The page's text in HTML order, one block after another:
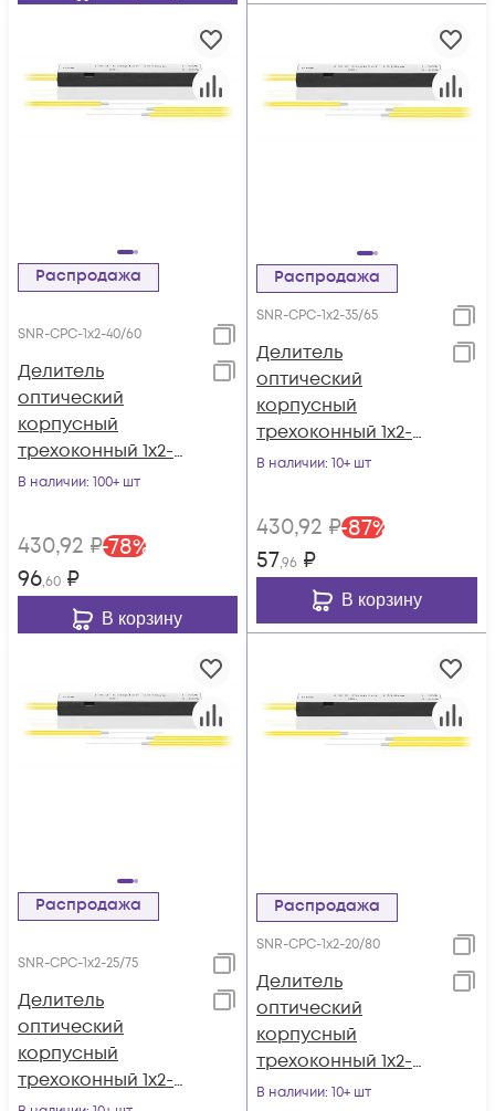
Распродажа
SNR-CPС-1x2-40/60
Делитель
оптический
корпусный
трехоконный 1х2-
40/60
В наличии: 100+ шт
430,92 ₽-78%
96,60 ₽
В корзину
Распродажа
SNR-CPС-1x2-35/65
Делитель
оптический
корпусный
трехоконный 1х2-
35/65
В наличии: 10+ шт
430,92 ₽-87%
57,96 ₽
В корзину
Распродажа
SNR-CPС-1x2-25/75
Делитель
оптический
корпусный
трехоконный 1х2-
Распродажа
SNR-CPС-1x2-20/80
Делитель
оптический
корпусный
трехоконный 1х2-
20/80
В наличии: 10+ шт